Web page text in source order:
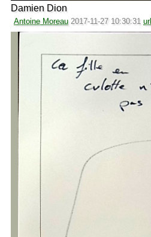
Damien Dion
Antoine Moreau 2017-11-27 10:30:31 url